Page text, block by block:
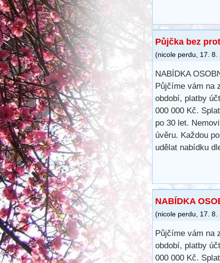
Půjčka bez
(nicole perdu 17. 8.
NABÍDKA
Půjčíme vám na
období, platby
000 000 Kč.
po 30 let.
úvěru. Každou
udělat nabídku
NABÍDKA
(nicole perdu 17. 8.
Půjčíme vám na
období, platby
000 000 Kč.